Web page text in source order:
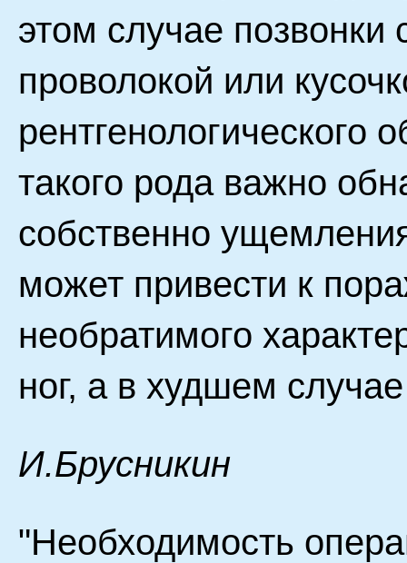
этом случае
проволокой или
рентгенологического
такого рода важно
собственно
может привести к
необратимого
ног, а в худшем
И.Брусникин
"Необходимость